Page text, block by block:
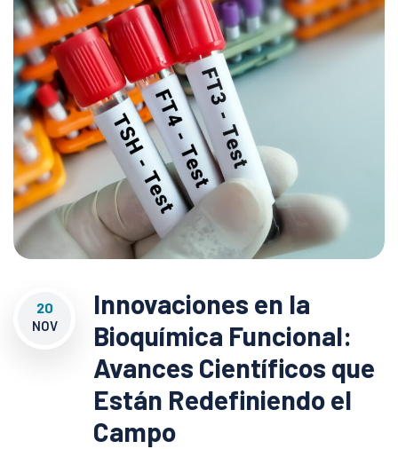
20
NOV
Innovaciones en la
Bioquímica Funcional:
Avances Científicos que
Están Redefiniendo el
Campo